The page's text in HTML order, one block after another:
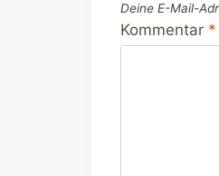
Deine E-Mail-
Kommentar *